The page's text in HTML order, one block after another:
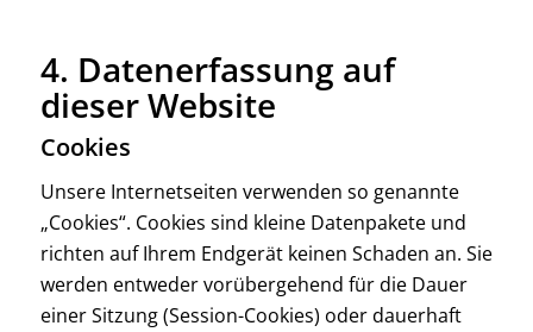
4. Datenerfassung auf
dieser Website
Cookies
Unsere Internetseiten verwenden so genannte
„Cookies“. Cookies sind kleine Datenpakete und
richten auf Ihrem Endgerät keinen Schaden an. Sie
werden entweder vorübergehend für die Dauer
einer Sitzung (Session-Cookies) oder dauerhaft